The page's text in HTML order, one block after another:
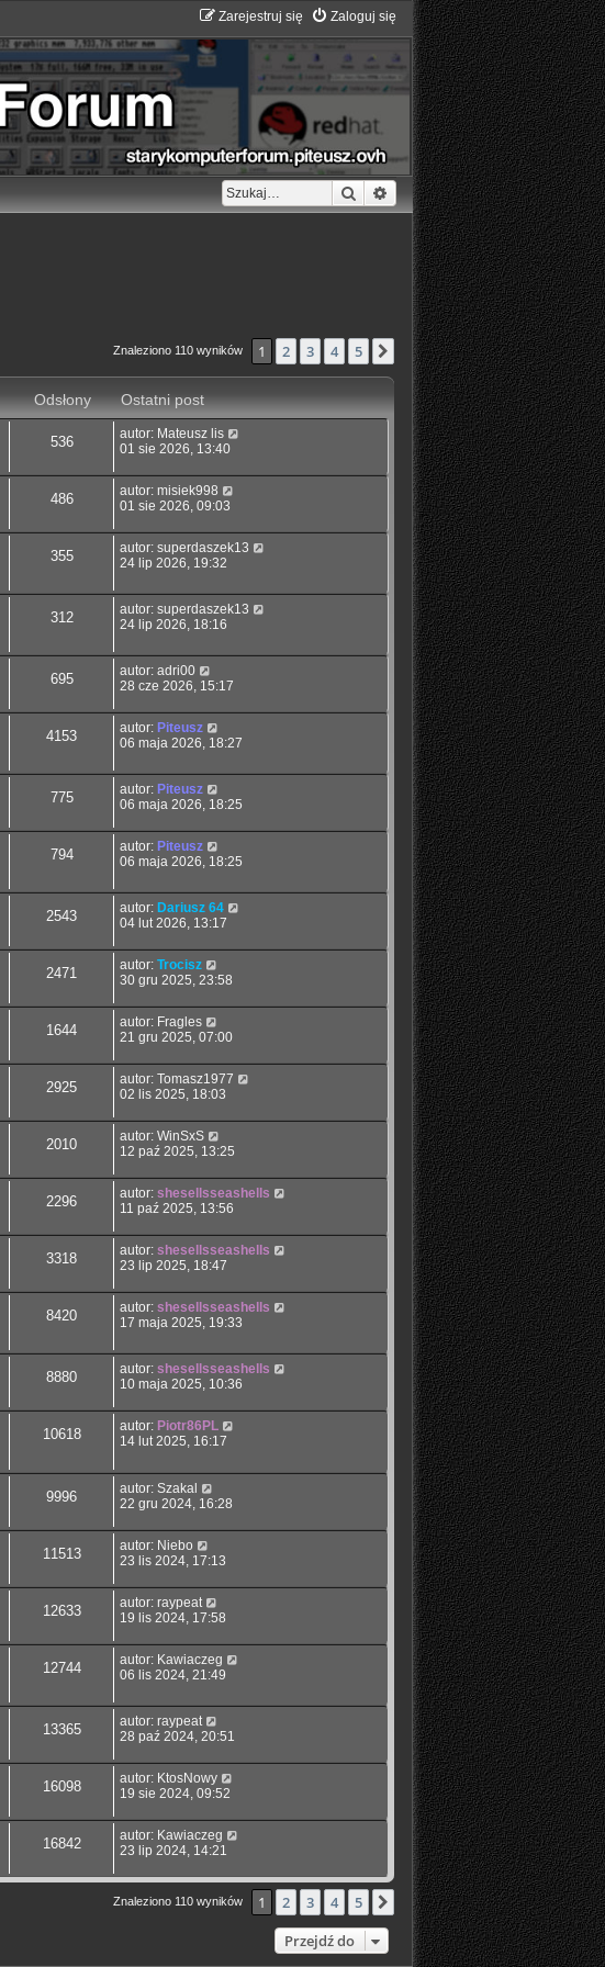
Zaloguj się
Zarejestruj się
Szukaj Wyszukiwanie zaawansowane
Znaleziono 110 wyników 1 2 3 4 5 Następna
Odsłony
Ostatni post
536 autor: Mateusz lis
01 sie 2026, 13:40
486 autor: misiek998
01 sie 2026, 09:03
355 autor: superdaszek13
24 lip 2026, 19:32
312 autor: superdaszek13
24 lip 2026, 18:16
695 autor: adri00
28 cze 2026, 15:17
4153 autor: Piteusz
06 maja 2026, 18:27
775 autor: Piteusz
06 maja 2026, 18:25
794 autor: Piteusz
06 maja 2026, 18:25
2543 autor: Dariusz 64
04 lut 2026, 13:17
2471 autor: Trocisz
30 gru 2025, 23:58
1644 autor: Fragles
21 gru 2025, 07:00
2925 autor: Tomasz1977
02 lis 2025, 18:03
2010 autor: WinSxS
12 paź 2025, 13:25
2296 autor: shesellsseashells
11 paź 2025, 13:56
3318 autor: shesellsseashells
23 lip 2025, 18:47
8420 autor: shesellsseashells
17 maja 2025, 19:33
8880 autor: shesellsseashells
10 maja 2025, 10:36
10618 autor: Piotr86PL
14 lut 2025, 16:17
9996 autor: Szakal
22 gru 2024, 16:28
11513 autor: Niebo
23 lis 2024, 17:13
12633 autor: raypeat
19 lis 2024, 17:58
12744 autor: Kawiaczeg
06 lis 2024, 21:49
13365 autor: raypeat
28 paź 2024, 20:51
16098 autor: KtosNowy
19 sie 2024, 09:52
16842 autor: Kawiaczeg
23 lip 2024, 14:21
Znaleziono 110 wyników 1 2 3 4 5 Następna
Przejdź do